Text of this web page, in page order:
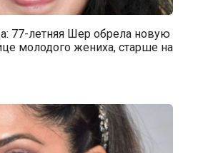
77-летняя Шер обрела новую
молодого жениха, старше на